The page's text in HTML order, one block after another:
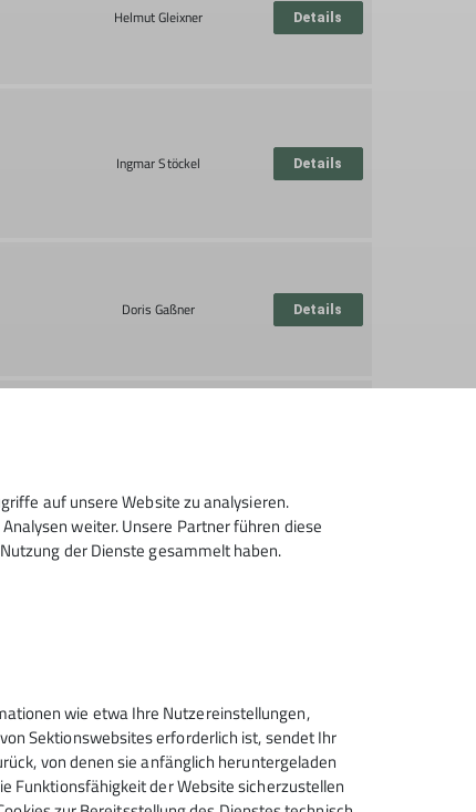
Helmut Gleixner Details
Ingmar Stöckel Details
Doris Gaßner Details
auf unsere Website zu analysieren.
weiter. Unsere Partner führen diese
der Dienste gesammelt haben.
wie etwa Ihre Nutzereinstellungen,
Sektionswebsites erforderlich ist, sendet Ihr
von denen sie anfänglich heruntergeladen
Funktionsfähigkeit der Website sicherzustellen